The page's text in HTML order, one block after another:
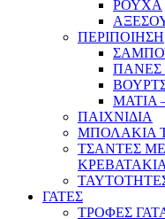
ΡΟΥΧΑ
ΠΕΡΙΠΟΙΗΣΗ
ΠΑΝΕΣ
ΜΑΤΙΑ
ΠΑΙΧΝΙΔΙΑ
ΜΠΟΛΑΚΙΑ
ΤΣΑΝΤΕΣ
ΚΡΕΒΑΤΑΚΙΑ
ΓΑΤΕΣ
ΤΡΟΦΕΣ